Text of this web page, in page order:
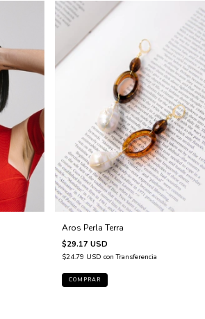
Aros Perla Terra
$29.17 USD
$24.79 USD con Transferencia